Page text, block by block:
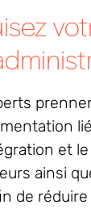
et
ainsi
de